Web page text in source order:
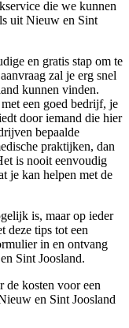
die we kunnen
uit Nieuw en Sint
en gratis stap om te
zal je erg snel
kunnen vinden.
een goed bedrijf, je
door iemand die hier
bepaalde
praktijken, dan
is nooit eenvoudig
je kan helpen met de
is, maar op ieder
deze tips tot een
in en ontvang
Sint Joosland.
de kosten voor een
en Sint Joosland